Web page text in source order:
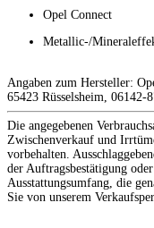
Opel Connect
Metallic-/
Angaben zum Hersteller:
65423 Rüsselsheim,
Die angegebenen
Zwischenverkauf und
vorbehalten.
der Auftragsbestätigung
Ausstattungsumfang, die
Sie von unserem